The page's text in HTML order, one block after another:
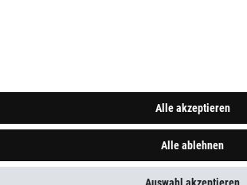
Alle akzeptieren
Alle ablehnen
Auswahl akzeptieren